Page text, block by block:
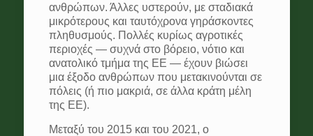
ανθρώπων. Άλλες υστερούν, με σταδιακά
μικρότερους και ταυτόχρονα γηράσκοντες
πληθυσμούς. Πολλές κυρίως αγροτικές
περιοχές — συχνά στο βόρειο, νότιο και
ανατολικό τμήμα της ΕΕ — έχουν βιώσει
μια έξοδο ανθρώπων που μετακινούνται σε
πόλεις (ή πιο μακριά, σε άλλα κράτη μέλη
της ΕΕ).
Μεταξύ του 2015 και του 2021, ο